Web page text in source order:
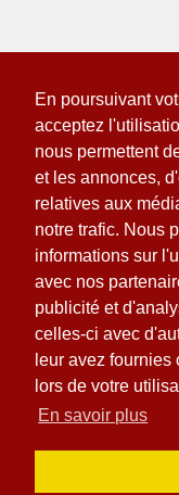
En poursuivant
acceptez
nous permettent
et les annonces,
relatives aux
notre trafic. Nous
informations sur
avec nos
publicité et
celles-ci avec
leur avez
lors de votre
En savoir plus